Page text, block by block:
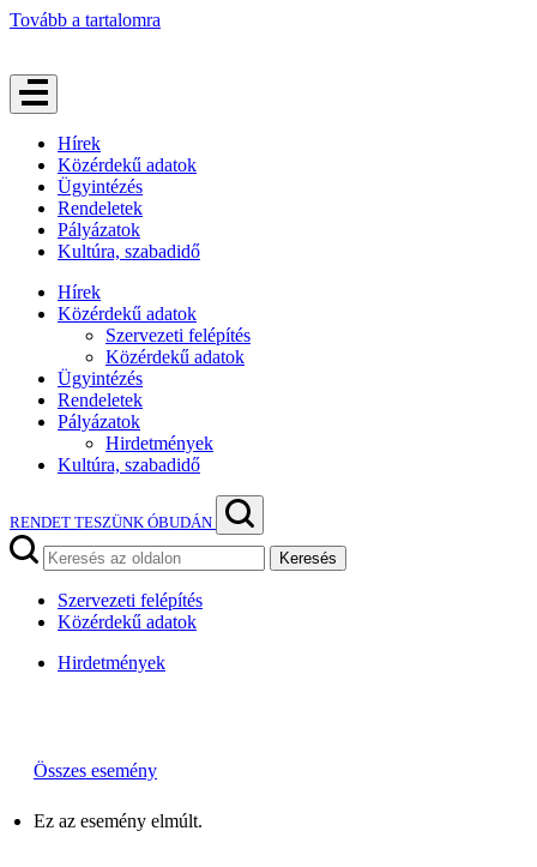
Tovább a tartalomra
Hírek
Közérdekű adatok
Ügyintézés
Rendeletek
Pályázatok
Kultúra, szabadidő
Hírek
Közérdekű adatok
Szervezeti felépítés
Közérdekű adatok
Ügyintézés
Rendeletek
Pályázatok
Hirdetmények
Kultúra, szabadidő
RENDET TESZÜNK ÓBUDÁN
Keresés
Szervezeti felépítés
Közérdekű adatok
Hirdetmények
Összes esemény
Ez az esemény elmúlt.